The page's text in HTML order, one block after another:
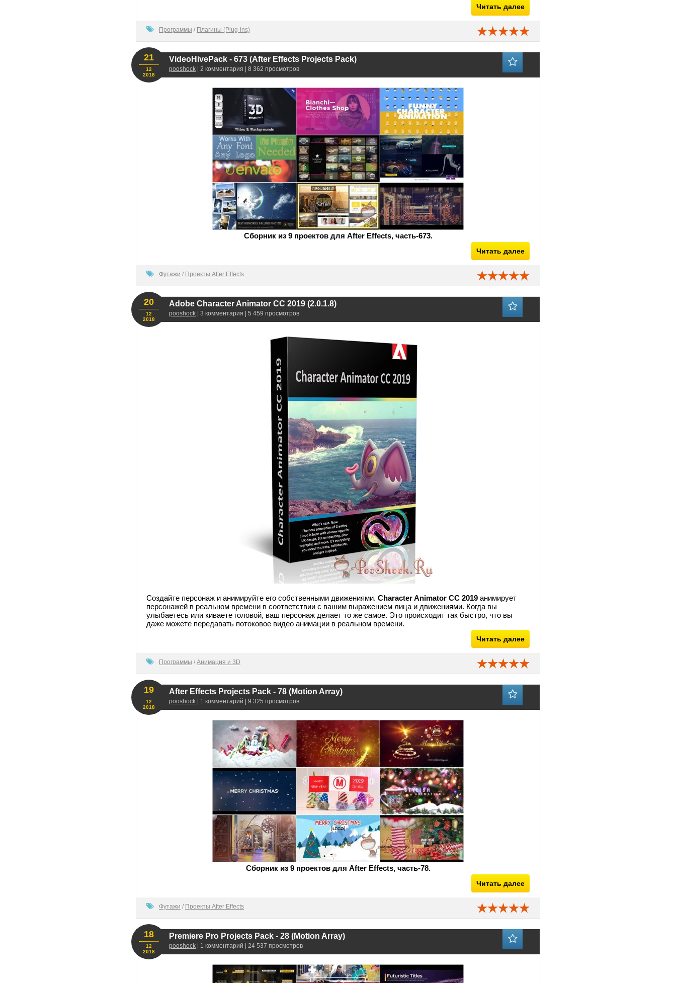
Читать далее
Программы / Плагины (Plug-ins)
VideoHivePack - 673 (After Effects Projects Pack)
pooshock | 2 комментария | 8 362 просмотров
21
12
2018
Сборник из 9 проектов для After Effects, часть-673.
Читать далее
Футажи / Проекты After Effects
Adobe Character Animator CC 2019 (2.0.1.8)
pooshock | 3 комментария | 5 459 просмотров
20
12
2018
Создайте персонаж и анимируйте его собственными движениями. Character Animator CC 2019 анимирует
персонажей в реальном времени в соответствии с вашим выражением лица и движениями. Когда вы
улыбаетесь или киваете головой, ваш персонаж делает то же самое. Это происходит так быстро, что вы
даже можете передавать потоковое видео анимации в реальном времени.
Читать далее
Программы / Анимация и 3D
After Effects Projects Pack - 78 (Motion Array)
pooshock | 1 комментарий | 9 325 просмотров
19
12
2018
Сборник из 9 проектов для After Effects, часть-78.
Читать далее
Футажи / Проекты After Effects
Premiere Pro Projects Pack - 28 (Motion Array)
pooshock | 1 комментарий | 24 537 просмотров
18
12
2018